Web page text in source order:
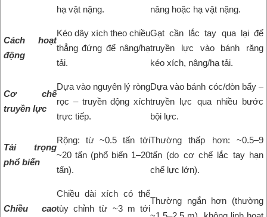
hạ vật nặng.
nâng hoặc hạ vật nặng.
Cách hoạt
động
Kéo dây xích theo chiều
thẳng đứng để nâng/hạ
tải.
Gạt cần lắc tay qua lại để
truyền lực vào bánh răng
kéo xích, nâng/hạ tải.
Cơ chế
truyền lực
Dựa vào nguyên lý ròng
rọc – truyền động xích
trực tiếp.
Dựa vào bánh cóc/đòn bẩy –
truyền lực qua nhiều bước
bội lực.
Tải trọng
phổ biến
Rộng: từ ~0.5 tấn tới
~20 tấn (phổ biến 1–20
tấn).
Thường thấp hơn: ~0.5–9
tấn (do cơ chế lắc tay hạn
chế lực lớn).
Chiều cao
Chiều dài xích có thể
tùy chỉnh từ ~3 m tới
Thường ngắn hơn (thường